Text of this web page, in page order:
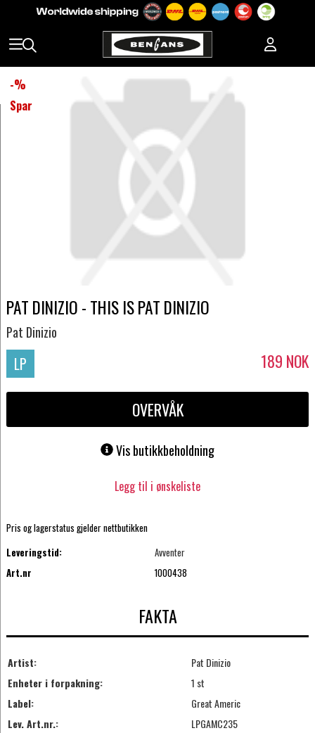
-%
Spar
PAT DINIZIO - THIS IS PAT DINIZIO
Pat Dinizio
LP 189 NOK
OVERVÅK
Vis butikkbeholdning
Legg til i ønskeliste
Pris og lagerstatus gjelder nettbutikken
Leveringstid:
Avventer
Art.nr
1000438
FAKTA
Artist:
Pat Dinizio
Enheter i forpakning:
1 st
Label:
Great Americ
Lev. Art.nr.:
LPGAMC235